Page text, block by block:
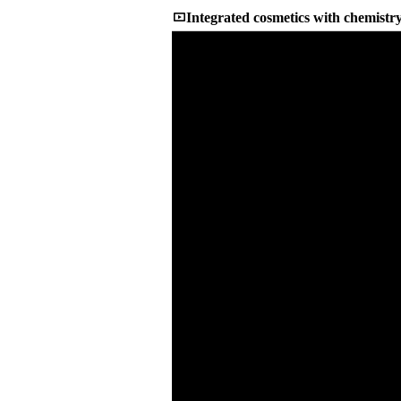
Integrated cosmetics with